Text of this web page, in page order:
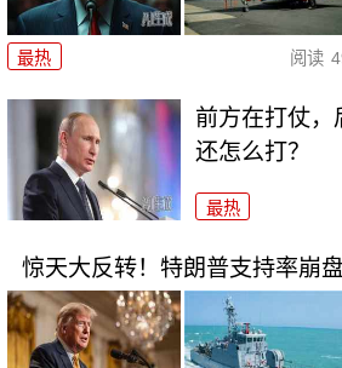
最热 阅读
前方在打仗，
还怎么打？
最热
惊天大反转！特朗普支持率崩